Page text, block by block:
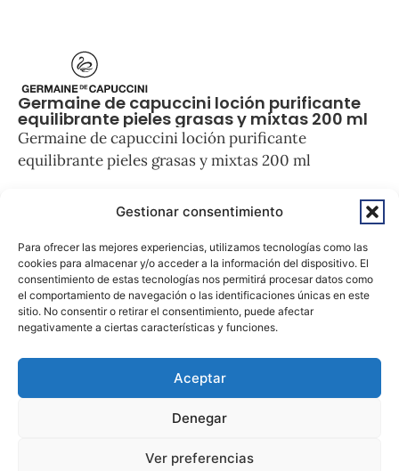
Gestionar consentimiento
Para ofrecer las mejores experiencias, utilizamos tecnologías como las
cookies para almacenar y/o acceder a la información del dispositivo. El
consentimiento de estas tecnologías nos permitirá procesar datos como
el comportamiento de navegación o las identificaciones únicas en este
sitio. No consentir o retirar el consentimiento, puede afectar
negativamente a ciertas características y funciones.
Aceptar
Denegar
Ver preferencias
Germaine de capuccini loción purificante
equilibrante pieles grasas y mixtas 200 ml
Germaine de capuccini loción purificante
equilibrante pieles grasas y mixtas 200 ml
€25,00€
Sin existencias
© 2026 - Todos los derechos reservados